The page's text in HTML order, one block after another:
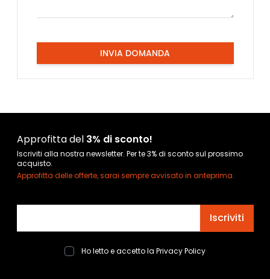
INVIA DOMANDA
Approfitta del 3% di sconto!
Iscriviti alla nostra newsletter. Per te 3% di sconto sul prossimo
acquisto.
Approfitta delle offerte, sarai sempre avvisato in anteprima.
Iscriviti
Ho letto e accetto la Privacy Policy